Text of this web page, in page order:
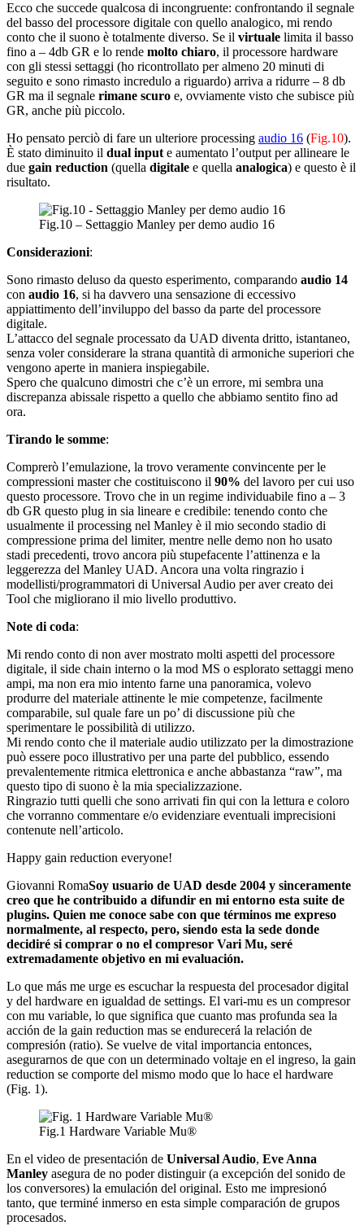
Ecco che succede qualcosa di incongruente: confrontando il segnale
del basso del processore digitale con quello analogico, mi rendo
conto che il suono è totalmente diverso. Se il virtuale limita il basso
fino a – 4db GR e lo rende molto chiaro, il processore hardware
con gli stessi settaggi (ho ricontrollato per almeno 20 minuti di
seguito e sono rimasto incredulo a riguardo) arriva a ridurre – 8 db
GR ma il segnale rimane scuro e, ovviamente visto che subisce più
GR, anche più piccolo.
Ho pensato perciò di fare un ulteriore processing audio 16 (Fig.10).
È stato diminuito il dual input e aumentato l’output per allineare le
due gain reduction (quella digitale e quella analogica) e questo è il
risultato.
Fig.10 – Settaggio Manley per demo audio 16
Considerazioni:
Sono rimasto deluso da questo esperimento, comparando audio 14
con audio 16, si ha davvero una sensazione di eccessivo
appiattimento dell’inviluppo del basso da parte del processore
digitale.
L’attacco del segnale processato da UAD diventa dritto, istantaneo,
senza voler considerare la strana quantità di armoniche superiori che
vengono aperte in maniera inspiegabile.
Spero che qualcuno dimostri che c’è un errore, mi sembra una
discrepanza abissale rispetto a quello che abbiamo sentito fino ad
ora.
Tirando le somme:
Comprerò l’emulazione, la trovo veramente convincente per le
compressioni master che costituiscono il 90% del lavoro per cui uso
questo processore. Trovo che in un regime individuabile fino a – 3
db GR questo plug in sia lineare e credibile: tenendo conto che
usualmente il processing nel Manley è il mio secondo stadio di
compressione prima del limiter, mentre nelle demo non ho usato
stadi precedenti, trovo ancora più stupefacente l’attinenza e la
leggerezza del Manley UAD. Ancora una volta ringrazio i
modellisti/programmatori di Universal Audio per aver creato dei
Tool che migliorano il mio livello produttivo.
Note di coda:
Mi rendo conto di non aver mostrato molti aspetti del processore
digitale, il side chain interno o la mod MS o esplorato settaggi meno
ampi, ma non era mio intento farne una panoramica, volevo
produrre del materiale attinente le mie competenze, facilmente
comparabile, sul quale fare un po’ di discussione più che
sperimentare le possibilità di utilizzo.
Mi rendo conto che il materiale audio utilizzato per la dimostrazione
può essere poco illustrativo per una parte del pubblico, essendo
prevalentemente ritmica elettronica e anche abbastanza “raw”, ma
questo tipo di suono è la mia specializzazione.
Ringrazio tutti quelli che sono arrivati fin qui con la lettura e coloro
che vorranno commentare e/o evidenziare eventuali imprecisioni
contenute nell’articolo.
Happy gain reduction everyone!
Giovanni RomaSoy usuario de UAD desde 2004 y sinceramente
creo que he contribuido a difundir en mi entorno esta suite de
plugins. Quien me conoce sabe con que términos me expreso
normalmente, al respecto, pero, siendo esta la sede donde
decidiré si comprar o no el compresor Vari Mu, seré
extremadamente objetivo en mi evaluación.
Lo que más me urge es escuchar la respuesta del procesador digital
y del hardware en igualdad de settings. El vari-mu es un compresor
con mu variable, lo que significa que cuanto mas profunda sea la
acción de la gain reduction mas se endurecerá la relación de
compresión (ratio). Se vuelve de vital importancia entonces,
asegurarnos de que con un determinado voltaje en el ingreso, la gain
reduction se comporte del mismo modo que lo hace el hardware
(Fig. 1).
Fig.1 Hardware Variable Mu®
En el video de presentación de Universal Audio, Eve Anna
Manley asegura de no poder distinguir (a excepción del sonido de
los conversores) la emulación del original. Esto me impresionó
tanto, que terminé inmerso en esta simple comparación de grupos
procesados.